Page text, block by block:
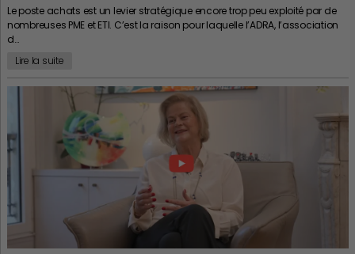
Le poste achats est un levier stratégique encore trop peu exploité par de
nombreuses PME et ETI. C’est la raison pour laquelle l’ADRA, l’association
d…
Lire la suite